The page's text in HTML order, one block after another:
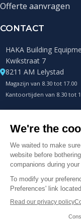
Offerte aanvragen
CONTACT
HAKA Building
Kwikstraat 7
8211 AM Lelystad
Magazijn van 8.30 tot 17.00
Kantoortijden van 8.30 tot
Telefonisch altijd
© 2025 HAKA
Cookievoorkeuren